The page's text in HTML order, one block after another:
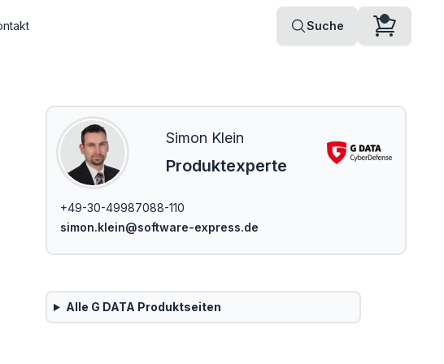
Suche
Simon Klein
Produktexperte
+49-30-49987088-110
simon.klein@software-express.de
Alle G DATA Produktseiten